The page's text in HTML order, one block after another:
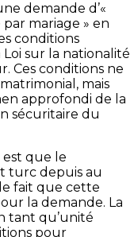
demande d’«
mariage » en
conditions
sur la nationalité
Ces conditions ne
mais
approfondi de la
sécuritaire du
que le
turc depuis au
fait que cette
la demande. La
tant qu’unité
pour